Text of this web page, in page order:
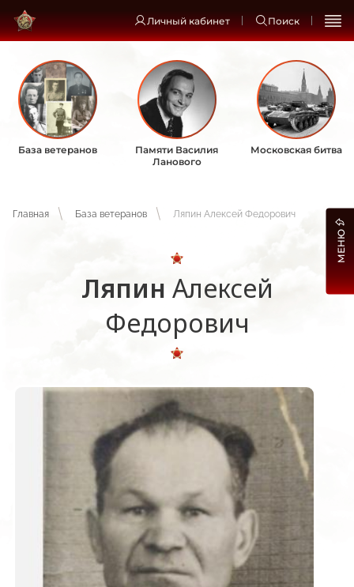
Личный кабинет Поиск
База ветеранов
Памяти Василия
Ланового
Московская битва
Главная База ветеранов Ляпин Алексей Федорович
Ляпин Алексей
Федорович
МЕНЮ